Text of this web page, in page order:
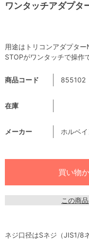
ワンタッチアダプタ
商品コード 855102
在庫
メーカー ホルベ
この商
用途はトリコンアダプタ
STOPがワンタッチで操作
ネジ口径はSネジ（JIS1/8